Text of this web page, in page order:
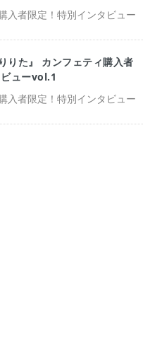
入者限定！特別インタビュー
入者限定！特別インタビュー
りた』 カンフェティ購入者
ューvol.1